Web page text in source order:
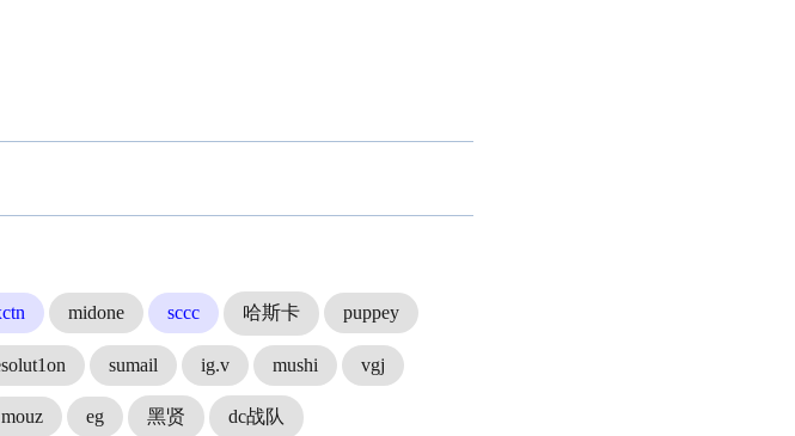
midone sccc 哈斯卡 puppey
sumail ig.v mushi vgj
mouz eg 黑贤 dc战队